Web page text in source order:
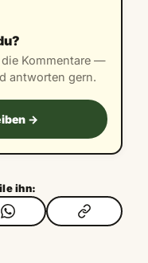
Kommentare —
antworten gern.
→
ihn: